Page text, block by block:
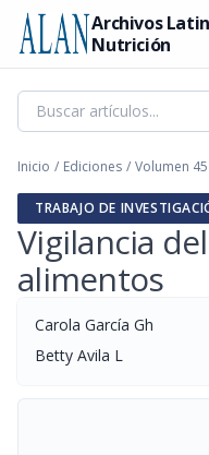
Archivos
Nutrición
Inicio / Ediciones / Volumen 45
TRABAJO DE
Vigilancia
alimentos
Carola García Gh
Betty Avila L